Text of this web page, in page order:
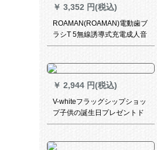
￥ 3,352 円(税込)
ROAMAN(ROAMAN)電動歯ブ
ラシT 5無線誘導式充電成人音
波式電動歯ブラシインテリジ
ードカップルタイプの2セット
￥ 2,944 円(税込)
V-whiteフラッグシップショッ
プ子供の誕生日プレゼントド
音波式電動歯ブラシ怠け者子
子供充電式深く愛していま